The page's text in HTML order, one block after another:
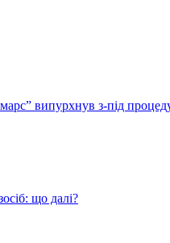
випурхнув з-під
що далі?